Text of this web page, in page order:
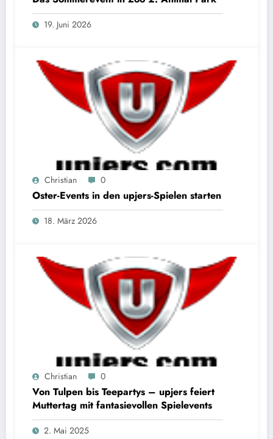
19. Juni 2026
Christian 0
Oster-Events in den upjers-Spielen starten
18. März 2026
Christian 0
Von Tulpen bis Teepartys – upjers feiert
Muttertag mit fantasievollen Spielevents
2. Mai 2025